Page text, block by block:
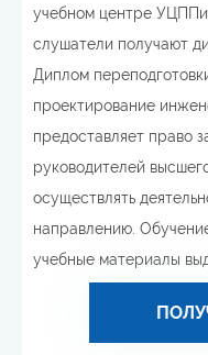
учебном центре
слушатели получают
Диплом
проектирование
предоставляет право
руководителей
осуществлять
направлению.
учебные материалы